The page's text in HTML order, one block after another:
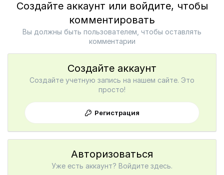
Создайте аккаунт или войдите, чтобы
комментировать
Вы должны быть пользователем, чтобы оставлять
комментарии
Создайте аккаунт
Создайте учетную запись на нашем сайте. Это
просто!
Регистрация
Авторизоваться
Уже есть аккаунт? Войдите здесь.